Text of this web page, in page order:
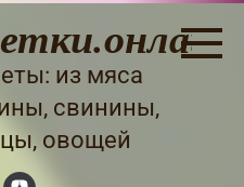
из мяса
свинины,
овощей